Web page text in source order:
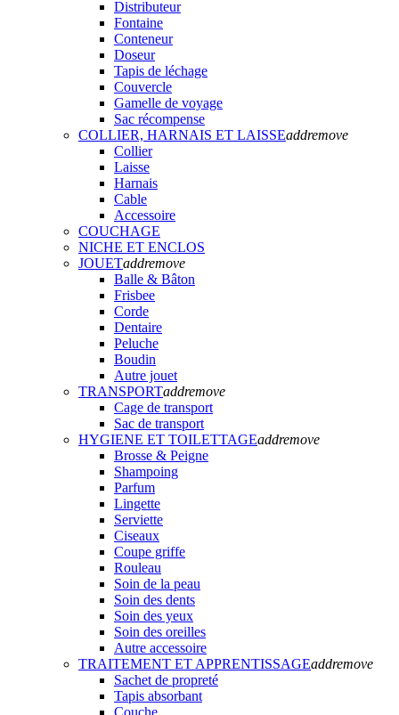
Distributeur
Fontaine
Conteneur
Doseur
Tapis de léchage
Couvercle
Gamelle de voyage
Sac récompense
COLLIER, HARNAIS ET LAISSEaddremove
Collier
Laisse
Harnais
Cable
Accessoire
COUCHAGE
NICHE ET ENCLOS
JOUETaddremove
Balle & Bâton
Frisbee
Corde
Dentaire
Peluche
Boudin
Autre jouet
TRANSPORTaddremove
Cage de transport
Sac de transport
HYGIENE ET TOILETTAGEaddremove
Brosse & Peigne
Shampoing
Parfum
Lingette
Serviette
Ciseaux
Coupe griffe
Rouleau
Soin de la peau
Soin des dents
Soin des yeux
Soin des oreilles
Autre accessoire
TRAITEMENT ET APPRENTISSAGEaddremove
Sachet de propreté
Tapis absorbant
Couche